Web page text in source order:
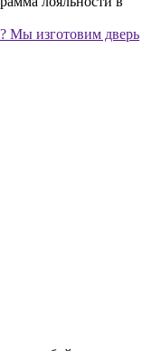
Мы изготовим дверь